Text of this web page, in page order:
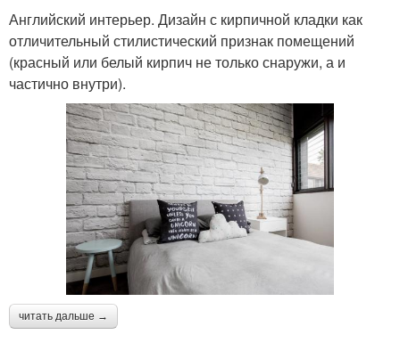
Английский интерьер. Дизайн с кирпичной кладки как
отличительный стилистический признак помещений
(красный или белый кирпич не только снаружи, а и
частично внутри).
читать дальше →